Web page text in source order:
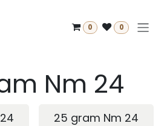
0 0
Nm 24
25 gram Nm 24